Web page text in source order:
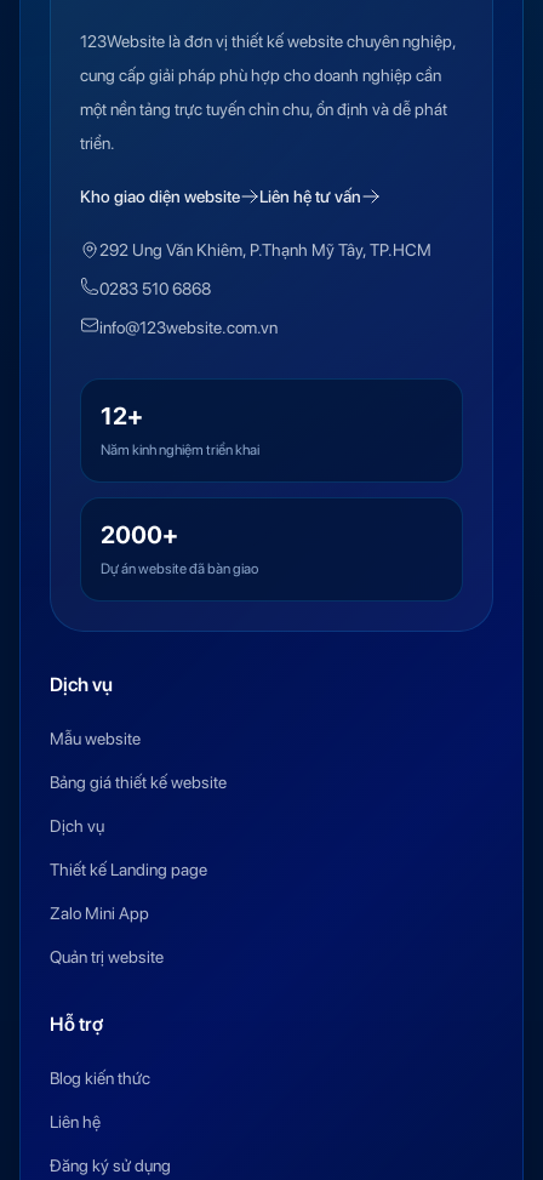
123Website là đơn vị thiết kế website chuyên nghiệp,
cung cấp giải pháp phù hợp cho doanh nghiệp cần
một nền tảng trực tuyến chỉn chu, ổn định và dễ phát
triển.
Kho giao diện website Liên hệ tư vấn
292 Ung Văn Khiêm, P.Thạnh Mỹ Tây, TP.HCM
0283 510 6868
info@123website.com.vn
12+
Năm kinh nghiệm triển khai
2000+
Dự án website đã bàn giao
Dịch vụ
Mẫu website
Bảng giá thiết kế website
Dịch vụ
Thiết kế Landing page
Zalo Mini App
Quản trị website
Hỗ trợ
Blog kiến thức
Liên hệ
Đăng ký sử dụng